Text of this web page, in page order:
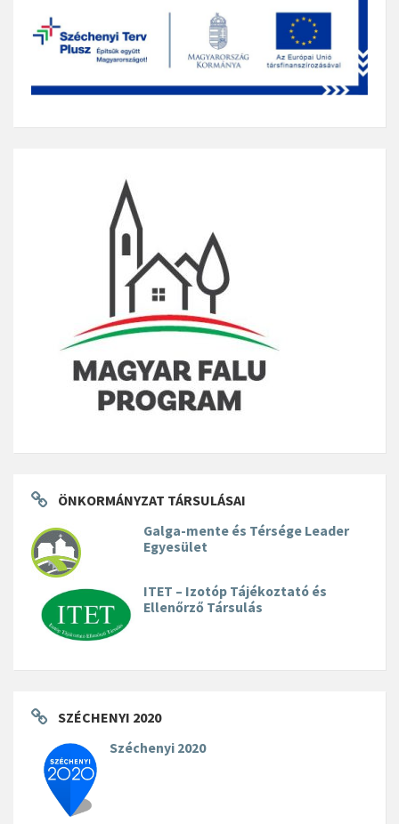
ÖNKORMÁNYZAT TÁRSULÁSAI
Galga-mente és Térsége Leader
Egyesület
ITET – Izotóp Tájékoztató és
Ellenőrző Társulás
SZÉCHENYI 2020
Széchenyi 2020